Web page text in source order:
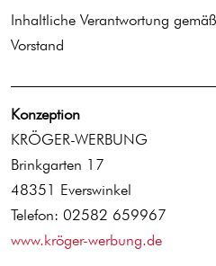
Inhaltliche Verantwortung
Vorstand
Konzeption
KRÖGER-WERBUNG
Brinkgarten 17
48351 Everswinkel
Telefon: 02582 659967
www.kröger-werbung.de